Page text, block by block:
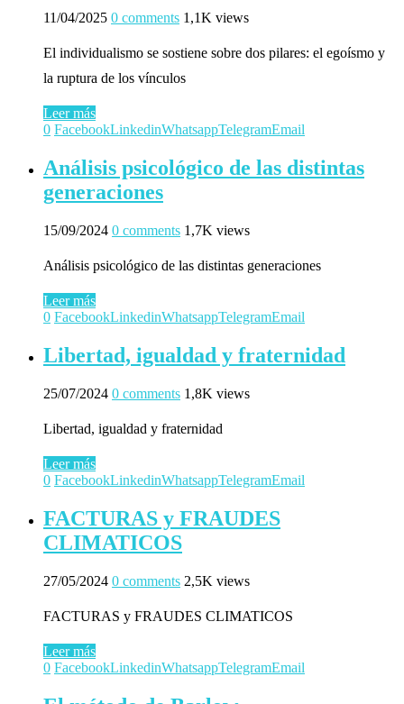
11/04/2025 0 comments 1,1K views
El individualismo se sostiene sobre dos pilares: el egoísmo y
la ruptura de los vínculos
Leer más
0 FacebookLinkedinWhatsappTelegramEmail
Análisis psicológico de las distintas
generaciones
15/09/2024 0 comments 1,7K views
Análisis psicológico de las distintas generaciones
Leer más
0 FacebookLinkedinWhatsappTelegramEmail
Libertad, igualdad y fraternidad
25/07/2024 0 comments 1,8K views
Libertad, igualdad y fraternidad
Leer más
0 FacebookLinkedinWhatsappTelegramEmail
FACTURAS y FRAUDES
CLIMATICOS
27/05/2024 0 comments 2,5K views
FACTURAS y FRAUDES CLIMATICOS
Leer más
0 FacebookLinkedinWhatsappTelegramEmail